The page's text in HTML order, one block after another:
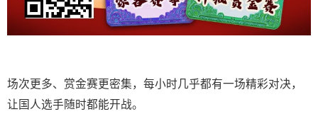
场次更多、赏金赛更密集，每小时几乎都有一场精彩对决，
让国人选手随时都能开战。